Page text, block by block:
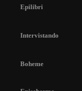
Epilibri
Intervistando
Boheme